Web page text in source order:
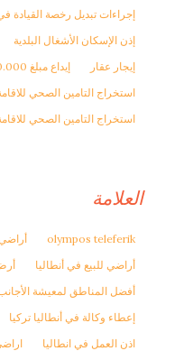
إجراءات تبديل رخصة القيادة في
إذن الإسكان الأشغال البلدية
إيجار عقار
إيداع مبلغ 500.000 دولار أمريكي بالبنك
استخراج التامين الصحي
استخراج التامين الصحي
العلامة
olympos teleferik
أراضي للبيع في أنطاليا
أفضل المناطق لمعيشة
إعطاء وكالة في أنطاليا تركيا
اذن العمل في انطاليا